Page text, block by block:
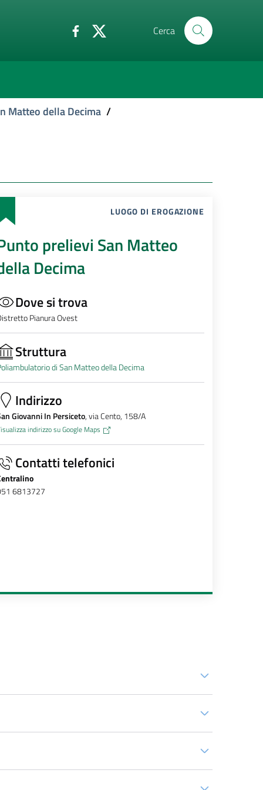
Cerca
Matteo della Decima /
LUOGO DI EROGAZIONE
prelievi San Matteo
Decima
Dove si trova
Pianura Ovest
Struttura
di San Matteo della Decima
Indirizzo
Giovanni In Persiceto, via Cento, 158/A
indirizzo su Google Maps
Contatti telefonici
6813727